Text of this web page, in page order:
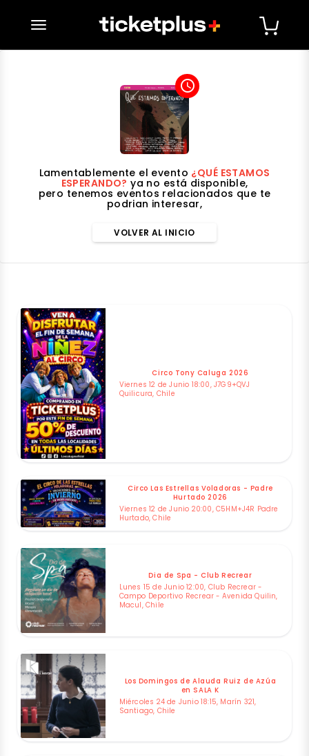
desplegar navegación
access_time
Lamentablemente el evento ¿QUÉ ESTAMOS
ESPERANDO? ya no está disponible,
pero tenemos eventos relacionados que te
podrian interesar,
VOLVER AL INICIO
Circo Tony Caluga 2026
Viernes 12 de Junio 18:00, J7G9+QVJ
Quilicura, Chile
Circo Las Estrellas Voladoras - Padre
Hurtado 2026
Viernes 12 de Junio 20:00, C5HM+J4R Padre
Hurtado, Chile
Dia de Spa - Club Recrear
Lunes 15 de Junio 12:00, Club Recrear -
Campo Deportivo Recrear - Avenida Quilin,
Macul, Chile
Los Domingos de Alauda Ruiz de Azúa
en SALA K
Miércoles 24 de Junio 18:15, Marín 321,
Santiago, Chile